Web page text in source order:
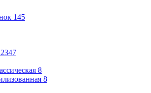
145
2347
8
8